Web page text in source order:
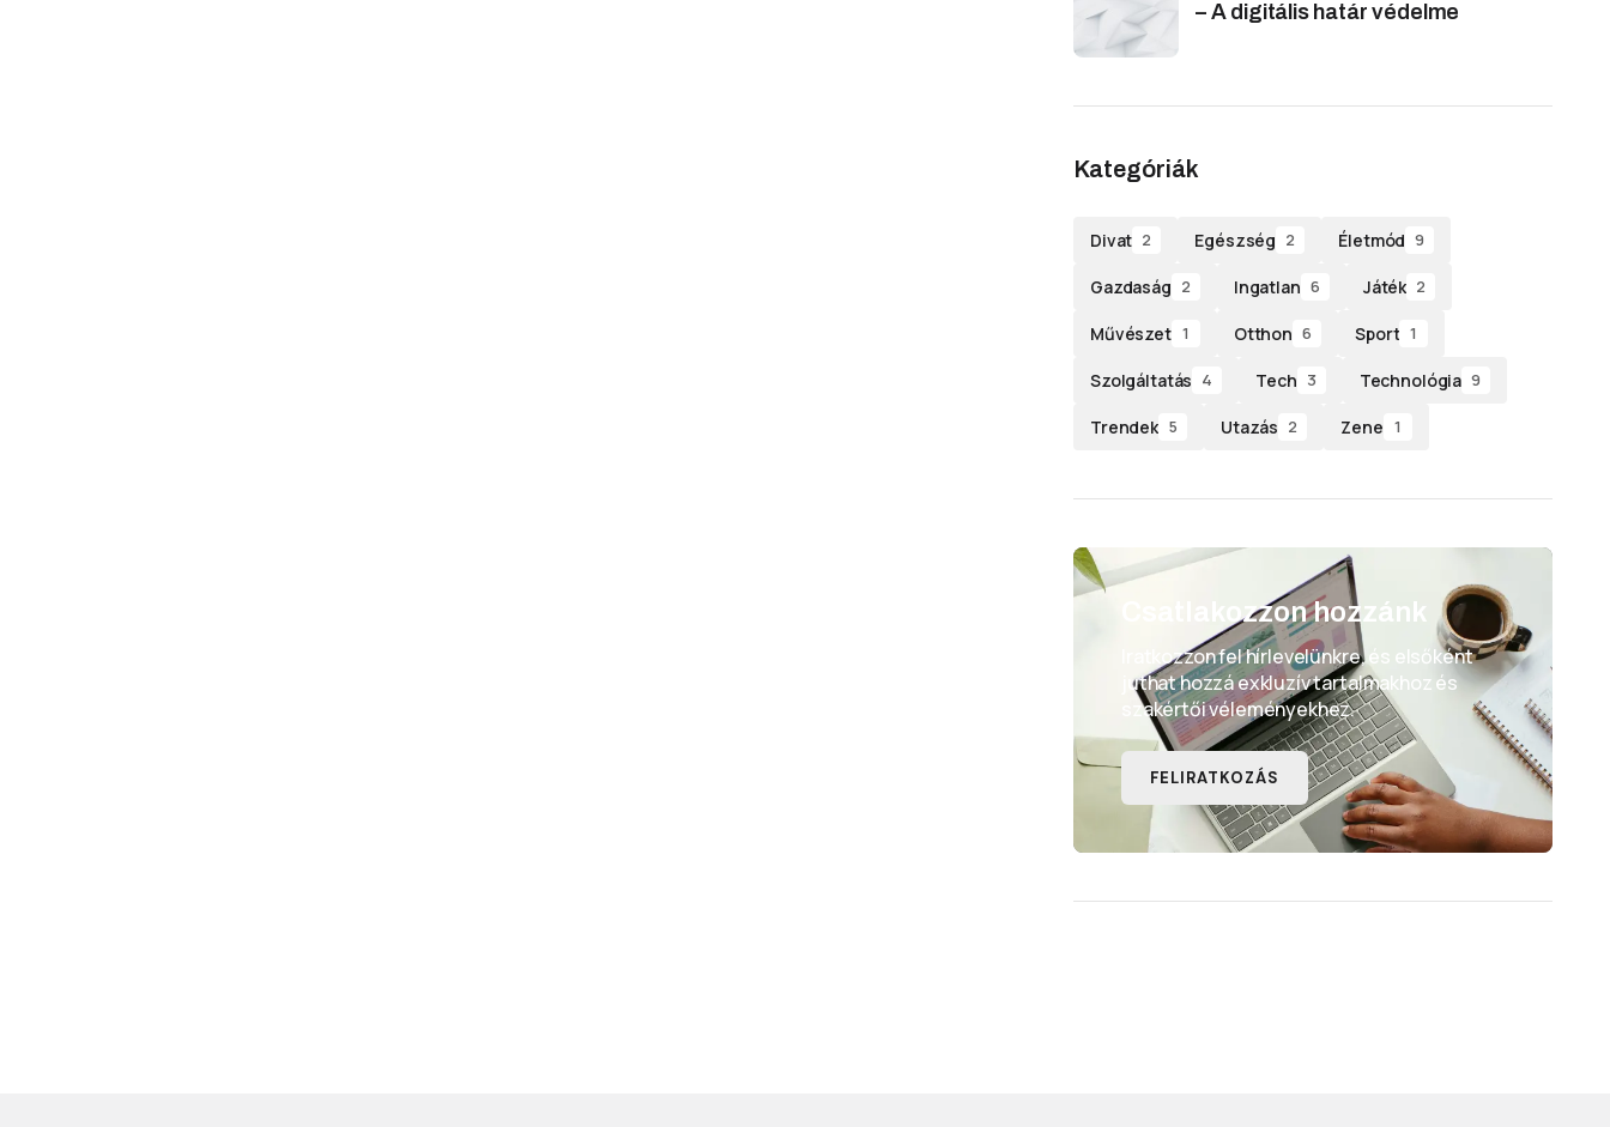
– A digitális határ védelme
Kategóriák
Divat 2 Egészség 2 Életmód 9
Gazdaság 2 Ingatlan 6 Játék 2
Művészet 1 Otthon 6 Sport 1
Szolgáltatás 4 Tech 3 Technológia 9
Trendek 5 Utazás 2 Zene 1
Csatlakozzon hozzánk
Iratkozzon fel hírlevelünkre, és elsőként
juthat hozzá exkluzív tartalmakhoz és
szakértői véleményekhez.
FELIRATKOZÁS